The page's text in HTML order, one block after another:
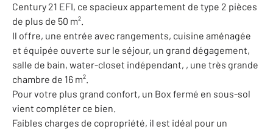
Century 21 EFI, ce spacieux appartement de type 2 pièces
de plus de 50 m².
Il offre, une entrée avec rangements, cuisine aménagée
et équipée ouverte sur le séjour, un grand dégagement,
salle de bain, water-closet indépendant, , une très grande
chambre de 16 m².
Pour votre plus grand confort, un Box fermé en sous-sol
vient compléter ce bien.
Faibles charges de copropriété, il est idéal pour un